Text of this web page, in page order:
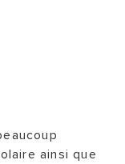
ainsi que